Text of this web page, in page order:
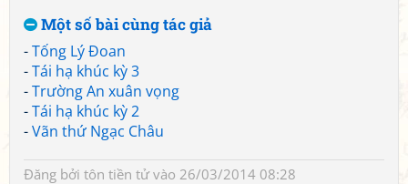
Một số bài cùng tác giả
-Tống Lý Đoan
-Tái hạ khúc kỳ 3
-Trường An xuân vọng
-Tái hạ khúc kỳ 2
-Vãn thứ Ngạc Châu
Đăng bởi tôn tiền tửvào 26/03/2014 08:28